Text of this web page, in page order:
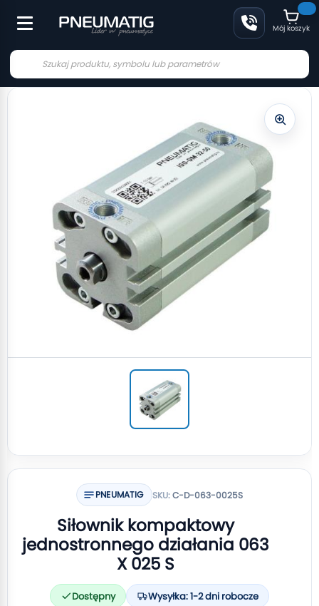
Mój koszyk
PNEUMATIG SKU:C-D-063-0025S
Siłownik kompaktowy
jednostronnego działania 063
X 025 S
Dostępny Wysyłka: 1-2 dni robocze